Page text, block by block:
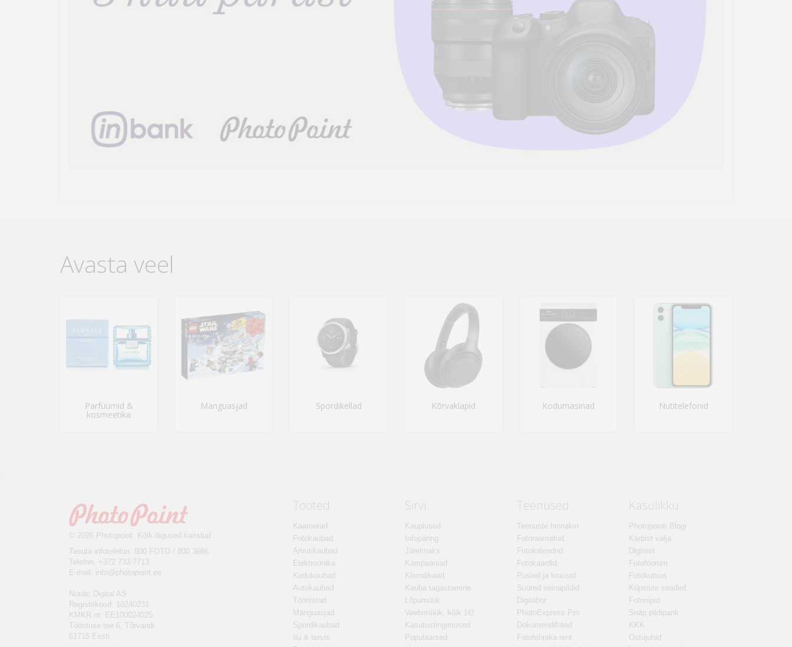
Avasta veel
Parfüümid &
kosmeetika
Mänguasjad Spordikellad Kõrvaklapid Kodumasinad Nutitelefonid
© 2026 Photopoint. Kõik õigused kaitstud
Tasuta infotelefon: 800 FOTO / 800 3686
Telefon: +372 733 7713
E-mail: info@photopoint.ee
Nordic Digital AS
Registrikood: 10240231
KMKR nr: EE100024025
Tööstuse tee 6, Tõrvandi
61715 Eesti
Tooted
Kaamerad
Fotokaubad
Arvutikaubad
Elektroonika
Kodukaubad
Autokaubad
Tööriistad
Mänguasjad
Spordikaubad
Ilu & tervis
Sirvi
Kauplused
Infopäring
Järelmaks
Kampaaniad
Kliendikaart
Kauba tagastamine
Lõpumüük
Veebimüük, kõik 1€!
Kasutustingimused
Populaarsed
Teenused
Teenuste hinnakiri
Fotoraamatud
Fotokalendrid
Fotokaardid
Pusled ja kruusid
Suured seinapildid
Digilabor
PhotoExpress Pro
Dokumendifotod
Fototehnika rent
Kasulikku
Photopointi Blogi
Karbist välja
Digitest
Fotofoorum
Fotokursus
Küpsiste seaded
Fotonipid
Snäp pildipank
KKK
Ostujuhid